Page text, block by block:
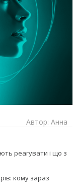
Автор: Анна
реагувати і що з
кому зараз